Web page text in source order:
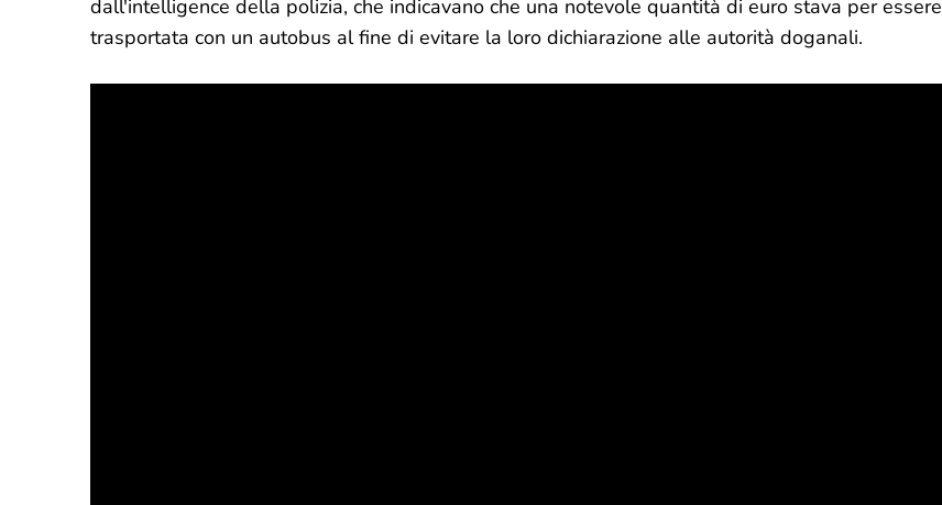
dall'intelligence della polizia, che indicavano che una notevole quantità di euro stava per essere
trasportata con un autobus al fine di evitare la loro dichiarazione alle autorità doganali.